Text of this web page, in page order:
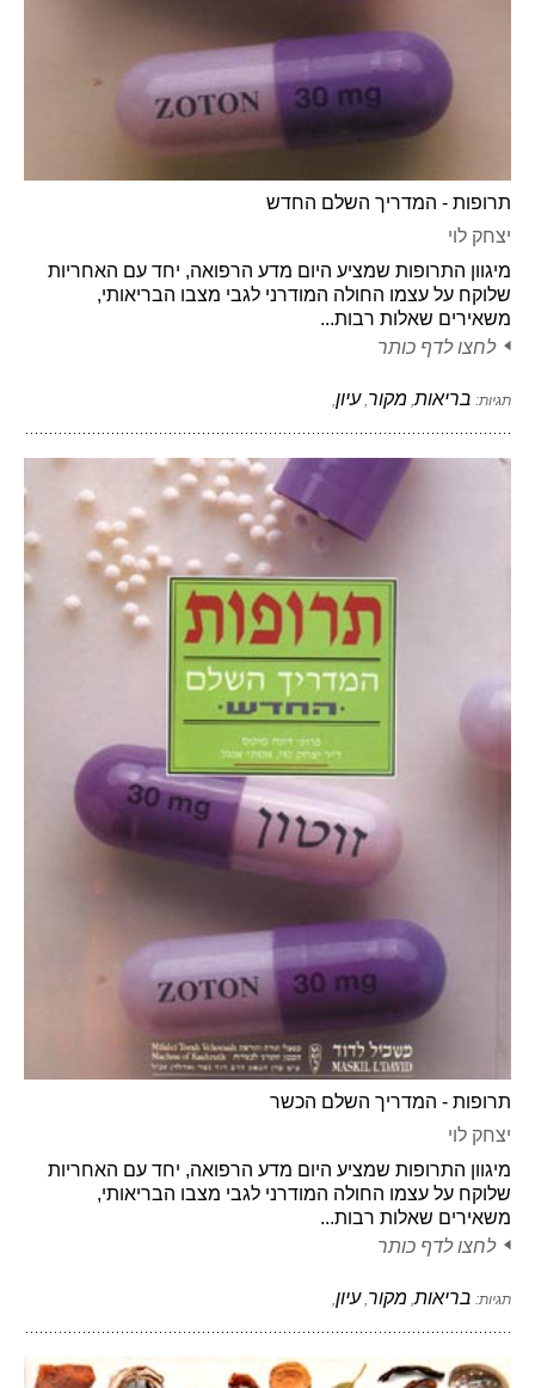
תרופות - המדריך השלם החדש
יצחק לוי
מיגוון התרופות שמציע היום מדע הרפואה, יחד עם האחריות
שלוקח על עצמו החולה המודרני לגבי מצבו הבריאותי,
משאירים שאלות רבות...
לחצו לדף כותר
תגיות: בריאות, מקור,עיון,
תרופות - המדריך השלם הכשר
יצחק לוי
מיגוון התרופות שמציע היום מדע הרפואה, יחד עם האחריות
שלוקח על עצמו החולה המודרני לגבי מצבו הבריאותי,
משאירים שאלות רבות...
לחצו לדף כותר
תגיות: בריאות, מקור,עיון,